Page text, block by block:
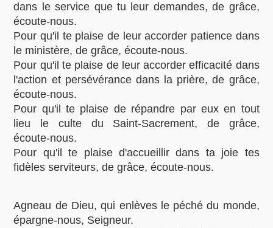
dans le service que tu leur demandes, de grâce,
écoute-nous.
Pour qu'il te plaise de leur accorder patience dans
le ministère, de grâce, écoute-nous.
Pour qu'il te plaise de leur accorder efficacité dans
l'action et persévérance dans la prière, de grâce,
écoute-nous.
Pour qu'il te plaise de répandre par eux en tout
lieu le culte du Saint-Sacrement, de grâce,
écoute-nous.
Pour qu'il te plaise d'accueillir dans ta joie tes
fidèles serviteurs, de grâce, écoute-nous.
Agneau de Dieu, qui enlèves le péché du monde,
épargne-nous, Seigneur.